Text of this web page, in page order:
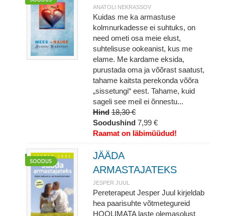
ANATOLI NEKRASSOV
Kuidas me ka armastuse
kolmnurkadesse ei suhtuks, on
need ometi osa meie elust,
suhtelisuse ookeanist, kus me
elame. Me kardame eksida,
purustada oma ja võõrast saatust,
tahame kaitsta perekonda võõra
„sissetungi“ eest. Tahame, kuid
sageli see meil ei õnnestu...
Hind 18,30 €
Soodushind 7,99 €
Raamat on läbimüüdud!
JÄÄDA
ARMASTAJATEKS
JESPER JUUL
Pereterapeut Jesper Juul kirjeldab
hea paarisuhte võtmetegureid
HOOLIMATA laste olemasolust